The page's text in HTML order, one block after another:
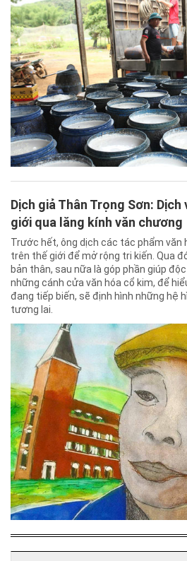
Dịch giả Thân Trọng Sơn:
giới qua lăng kính văn chương
Trước hết, ông dịch các tác phẩm văn
trên thế giới để mở rộng tri kiến. Qua
bản thân, sau nữa là góp phần giúp
những cánh cửa văn hóa cổ kim, để
đang tiếp biến, sẽ định hình những hệ
tương lai.